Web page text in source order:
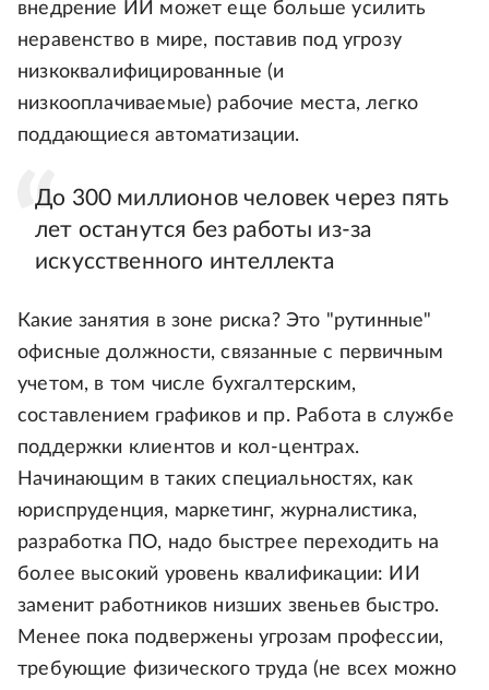
внедрение ИИ может еще больше усилить
неравенство в мире, поставив под угрозу
низкоквалифицированные (и
низкооплачиваемые) рабочие места, легко
поддающиеся автоматизации.
До 300 миллионов человек через пять
лет останутся без работы из-за
искусственного интеллекта
Какие занятия в зоне риска? Это "рутинные"
офисные должности, связанные с первичным
учетом, в том числе бухгалтерским,
составлением графиков и пр. Работа в службе
поддержки клиентов и кол-центрах.
Начинающим в таких специальностях, как
юриспруденция, маркетинг, журналистика,
разработка ПО, надо быстрее переходить на
более высокий уровень квалификации: ИИ
заменит работников низших звеньев быстро.
Менее пока подвержены угрозам профессии,
требующие физического труда (не всех можно